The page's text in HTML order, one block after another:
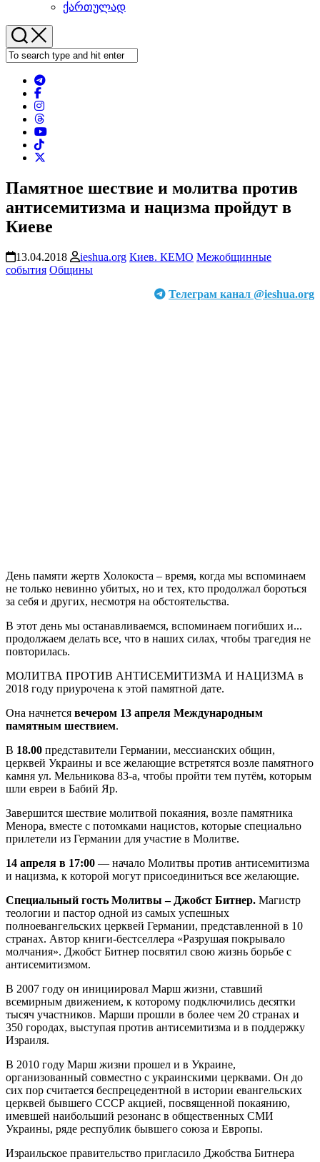
ქართულად
Памятное шествие и молитва против
антисемитизма и нацизма пройдут в
Киеве
13.04.2018 ieshua.org Киев. КЕМО Межобщинные
события Общины
Телеграм канал @ieshua.org
День памяти жертв Холокоста – время, когда мы вспоминаем
не только невинно убитых, но и тех, кто продолжал бороться
за себя и других, несмотря на обстоятельства.
В этот день мы останавливаемся, вспоминаем погибших и...
продолжаем делать все, что в наших силах, чтобы трагедия не
повторилась.
МОЛИТВА ПРОТИВ АНТИСЕМИТИЗМА И НАЦИЗМА в
2018 году приурочена к этой памятной дате.
Она начнется вечером 13 апреля Международным
памятным шествием.
В 18.00 представители Германии, мессианских общин,
церквей Украины и все желающие встретятся возле памятного
камня ул. Мельникова 83-а, чтобы пройти тем путём, которым
шли евреи в Бабий Яр.
Завершится шествие молитвой покаяния, возле памятника
Менора, вместе с потомками нацистов, которые специально
прилетели из Германии для участие в Молитве.
14 апреля в 17:00 — начало Молитвы против антисемитизма
и нацизма, к которой могут присоединиться все желающие.
Специальный гость Молитвы – Джобст Битнер. Магистр
теологии и пастор одной из самых успешных
полноевангельских церквей Германии, представленной в 10
странах. Автор книги-бестселлера «Разрушая покрывало
молчания». Джобст Битнер посвятил свою жизнь борьбе с
антисемитизмом.
В 2007 году он инициировал Марш жизни, ставший
всемирным движением, к которому подключились десятки
тысяч участников. Марши прошли в более чем 20 странах и
350 городах, выступая против антисемитизма и в поддержку
Израиля.
В 2010 году Марш жизни прошел и в Украине,
организованный совместно с украинскими церквами. Он до
сих пор считается беспрецедентной в истории евангельских
церквей бывшего СССР акцией, посвященной покаянию,
имевшей наибольший резонанс в общественных СМИ
Украины, ряде республик бывшего союза и Европы.
Израильское правительство пригласило Джобства Битнера